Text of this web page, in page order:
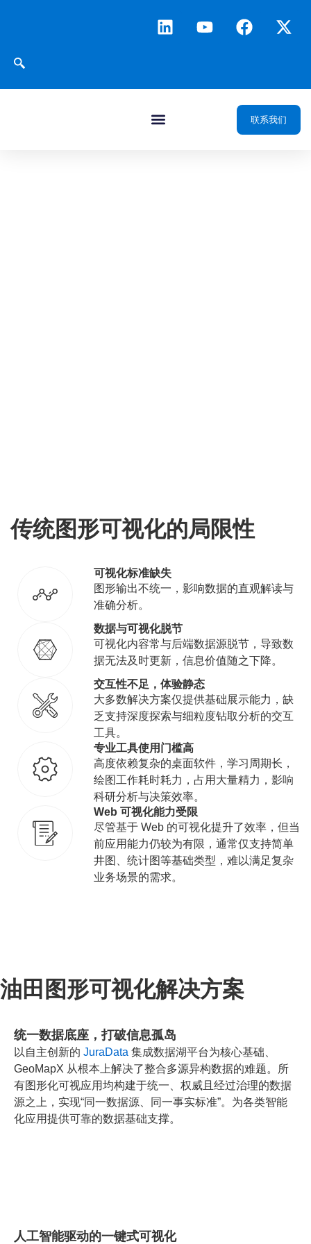
联系我们
传统图形可视化的局限性
可视化标准缺失
图形输出不统一，影响数据的直观解读与
准确分析。
数据与可视化脱节
可视化内容常与后端数据源脱节，导致数
据无法及时更新，信息价值随之下降。
交互性不足，体验静态
大多数解决方案仅提供基础展示能力，缺
乏支持深度探索与细粒度钻取分析的交互
工具。
专业工具使用门槛高
高度依赖复杂的桌面软件，学习周期长，
绘图工作耗时耗力，占用大量精力，影响
科研分析与决策效率。
Web 可视化能力受限
尽管基于 Web 的可视化提升了效率，但当
前应用能力仍较为有限，通常仅支持简单
井图、统计图等基础类型，难以满足复杂
业务场景的需求。
油田图形可视化解决方案
统一数据底座，打破信息孤岛
以自主创新的 JuraData 集成数据湖平台为核心基础、
GeoMapX 从根本上解决了整合多源异构数据的难题。所
有图形化可视应用均构建于统一、权威且经过治理的数据
源之上，实现“同一数据源、同一事实标准”。为各类智能
化应用提供可靠的数据基础支撑。
人工智能驱动的一键式可视化